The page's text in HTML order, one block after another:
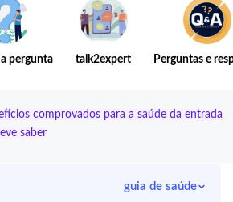
pergunta talk2expert Perguntas e
comprovados para a saúde da entrada
saber
guia de saúde